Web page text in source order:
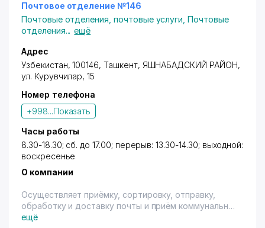
Почтовое отделение №146
Почтовые отделения, почтовые услуги ,Почтовые
отделения... ещё
Адрес
Узбекистан, 100146, Ташкент, ЯШНАБАДСКИЙ РАЙОН,
ул. Курувчилар, 15
Номер телефона
+998...Показать
Часы работы
8.30-18.30; сб. до 17.00; перерыв: 13.30-14.30; выходной:
воскресенье
О компании
Осуществляет приёмку, сортировку, отправку,
обработку и доставку почты и приём коммунальных
платежей. Имеется терминал.
ещё